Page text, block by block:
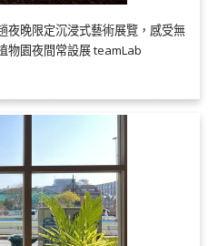
夜晚限定沉浸式藝術展覽，感受無
物園夜間常設展 teamLab